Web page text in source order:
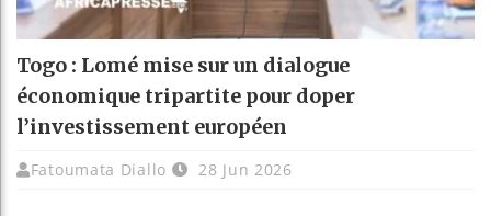
Togo : Lomé mise sur un dialogue
économique tripartite pour doper
l’investissement européen
Fatoumata Diallo 28 Jun 2026